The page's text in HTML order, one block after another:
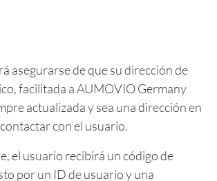
asegurarse de que su dirección de
facilitada a AUMOVIO Germany
actualizada y sea una dirección en
con el usuario.
el usuario recibirá un código de
por un ID de usuario y una